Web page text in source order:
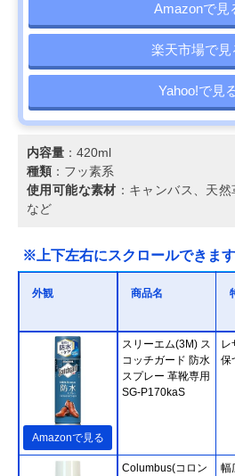
Amazonで見
楽天市場で見
Yahoo!で見
内容量 ：420ml
種類 ：フッ素系
使用可能な素材 ：キャンバス、天
など
※上下左右にスクロールできます
外観 商品名
Amazonで見る
スリーエム(3M) ス
コッチガード 防水
スプレー 革靴専用
SG-P170kaS
レ
保
Columbus(コロン
幅